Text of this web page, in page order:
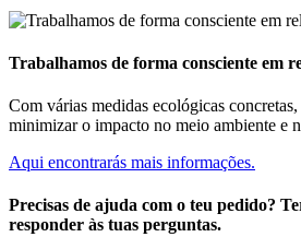
Trabalhamos de forma consciente em
Com várias medidas ecológicas
minimizar o impacto no meio ambiente e
Aqui encontrarás mais informações.
Precisas de ajuda com o teu pedido?
responder às tuas perguntas.